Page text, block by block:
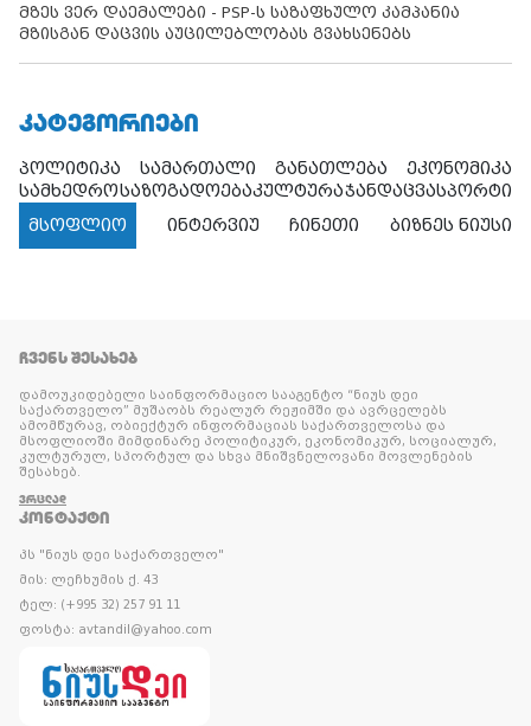
მზეს ვერ დაემალები - PSP-ს საზაფხულო კამპანია
მზისგან დაცვის აუცილებლობას გვახსენებს
ᲙᲐᲢᲔᲒᲝᲠᲘᲔᲑᲘ
პოლიტიკა სამართალი განათლება
ეკონომიკა
სამხედროსაზოგადოებაკულტურაჯანდაცვასპორტი
მსოფლიო
ინტერვიუ ჩინეთი ბიზნეს ნიუსი
ᲩᲕᲔᲜᲡ ᲨᲔᲡᲐᲮᲔᲑ
დამოუკიდებელი საინფორმაციო სააგენტო “ნიუს დეი
საქართველო” მუშაობს რეალურ რეჟიმში და ავრცელებს
ამომწურავ, ობიექტურ ინფორმაციას საქართველოსა და
მსოფლიოში მიმდინარე პოლიტიკურ, ეკონომიკურ, სოციალურ,
კულტურულ, სპორტულ და სხვა მნიშვნელოვანი მოვლენების
შესახებ.
ᲕᲠᲪᲚᲐᲓ
ᲙᲝᲜᲢᲐᲥᲢᲘ
პს "ნიუს დეი საქართველო"
მის: ლეჩხუმის ქ. 43
ტელ: (+995 32) 257 91 11
ფოსტა: avtandil@yahoo.com